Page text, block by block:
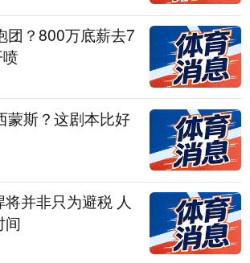
团？800万底薪去7
蒙斯？这剧本比好
并非只为避税 人
间